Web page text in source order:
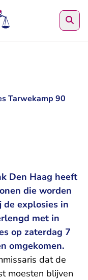
Tarwekamp 90
Den Haag heeft
die worden
explosies in
met in
op zaterdag 7
omgekomen.
dat de
moesten blijven